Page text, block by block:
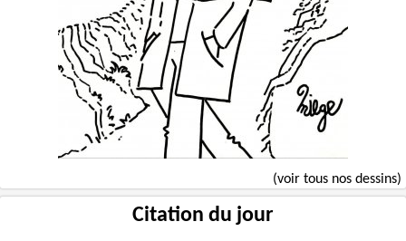
(voir tous nos dessins)
Citation du jour